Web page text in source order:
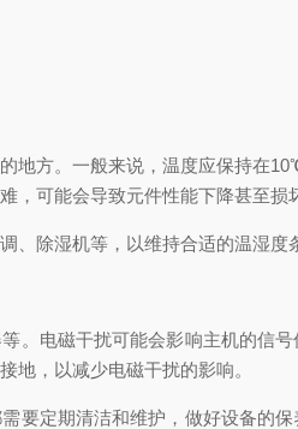
地方。一般来说，温度应保持在
，可能会导致元件性能下降甚至
、除湿机等，以维持合适的温湿度
。电磁干扰可能会影响主机的信
地，以减少电磁干扰的影响。
要定期清洁和维护，做好设备的